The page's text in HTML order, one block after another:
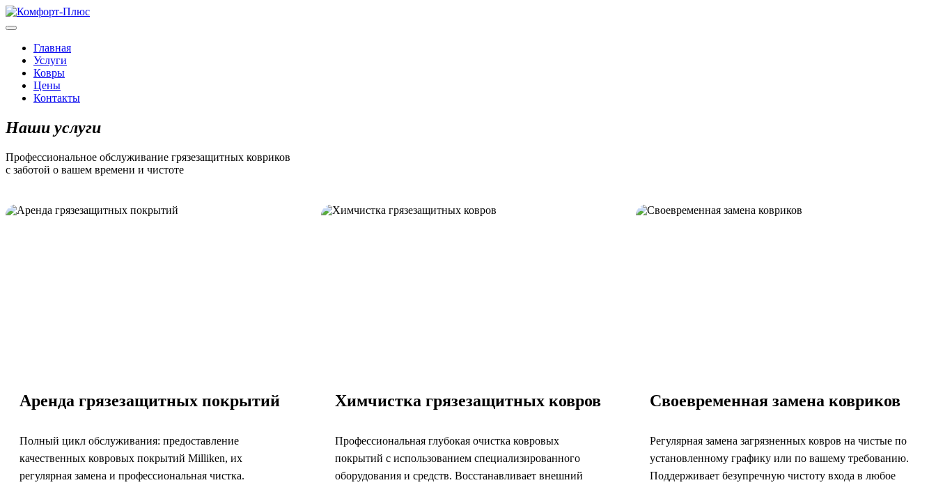
Главная
Услуги
Ковры
Цены
Контакты
Наши услуги
Профессиональное обслуживание грязезащитных ковриков
с заботой о вашем времени и чистоте
Аренда грязезащитных покрытий
Полный цикл обслуживания: предоставление
качественных ковровых покрытий Milliken, их
регулярная замена и профессиональная чистка.
Химчистка грязезащитных ковров
Профессиональная глубокая очистка ковровых
покрытий с использованием специализированного
оборудования и средств. Восстанавливает внешний
Своевременная замена ковриков
Регулярная замена загрязненных ковров на чистые по
установленному графику или по вашему требованию.
Поддерживает безупречную чистоту входа в любое